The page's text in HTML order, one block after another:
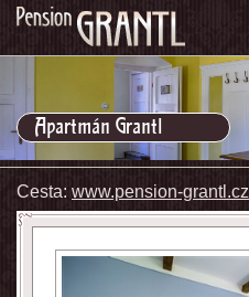
Apartmán Grantl
Cesta: www.pension-grantl.cz